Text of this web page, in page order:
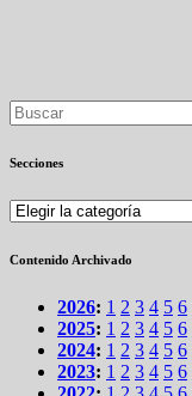
Secciones
Secciones
Contenido Archivado
2026: 1 2 3 4 5 6
2025: 1 2 3 4 5 6
2024: 1 2 3 4 5 6
2023: 1 2 3 4 5 6